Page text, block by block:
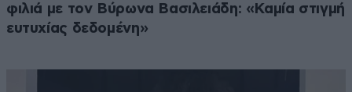
φιλιά με τον Βύρωνα Βασιλειάδη: «Καμία στιγμή
ευτυχίας δεδομένη»